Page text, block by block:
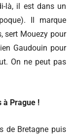
là, il est dans un
Il marque
sert Mouezy pour
Gaudouin pour
On ne peut pas
à Prague !
de Bretagne puis